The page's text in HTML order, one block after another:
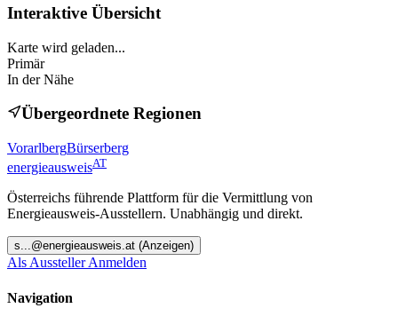
Interaktive Übersicht
Karte wird geladen...
Primär
In der Nähe
Übergeordnete Regionen
VorarlbergBürserberg
energieausweisAT
Österreichs führende Plattform für die Vermittlung von
Energieausweis-Ausstellern. Unabhängig und direkt.
s...@energieausweis.at (Anzeigen)
Als Aussteller Anmelden
Navigation